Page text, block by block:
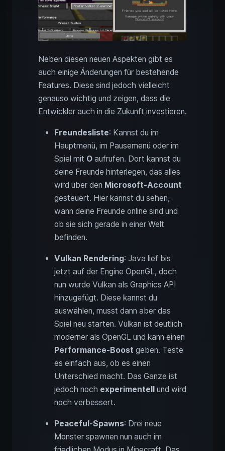
Neben diesen neuen Aspekten gibt es
auch einige Änderungen für bestehende
Features. Diese sind jedoch vielleicht
genauso wichtig und zeigen, dass die
Entwickler auch in die Zukunft investieren.
Freundesliste: Kannst du im
Hauptmenü, im Pausemenü oder im
Spiel mit O aufrufen. Dort kannst du
deine Freunde hinterlegen, das alles
wird über den Microsoft-Account
gesteuert. Hier kannst du sehen,
wann deine Freunde online sind und
ob sie sich gerade in einer Welt
befinden.
Vulkan Rendering: Java lief bis
jetzt auf der Engine OpenGL, doch
nun wurde Vulkan als Graphics API
hinzugefügt. Diese kannst du
auswählen, musst dann aber das
Spiel neu starten. Vulkan ist deutlich
moderner als OpenGL und kann einen
Performance-Boost geben. Teste
es einfach aus, ob es einen
Unterschied macht. Das Ganze ist
jedoch noch experimentell
und wird
noch verbessert.
Peaceful-Spawns: Drei neue
Monster spawnen nun auch im